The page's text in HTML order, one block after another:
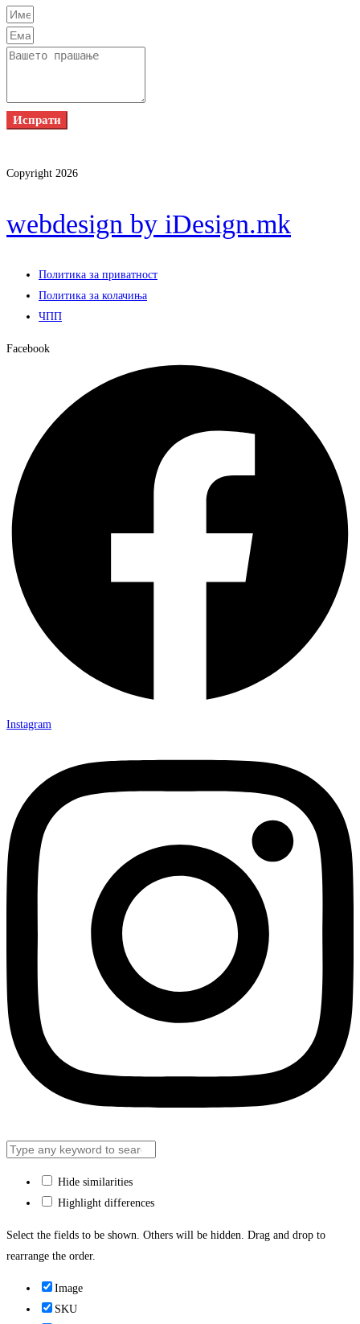
Испрати
Copyright 2026
webdesign by iDesign.mk
Политика за приватност
Политика за колачиња
ЧПП
Facebook
Instagram
Hide similarities
Highlight differences
Select the fields to be shown. Others will be hidden. Drag and drop to
rearrange the order.
Image
SKU